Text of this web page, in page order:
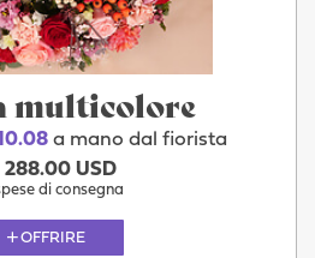
multicolore
a mano dal fiorista
288.00 USD
di consegna
OFFRIRE